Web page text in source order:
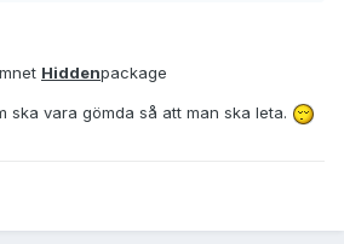
Hiddenpackage
ska vara gömda så att man ska leta.